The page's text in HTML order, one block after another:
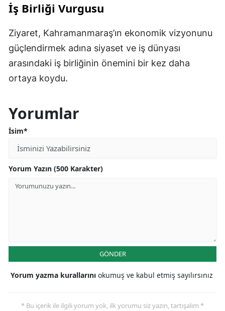
İş Birliği Vurgusu
Ziyaret, Kahramanmaraş’ın ekonomik vizyonunu
güçlendirmek adına siyaset ve iş dünyası
arasındaki iş birliğinin önemini bir kez daha
ortaya koydu.
Yorumlar
İsim*
Yorum Yazın (500 Karakter)
GÖNDER
Yorum yazma kurallarını okumuş ve kabul etmiş sayılırsınız
* Bu içerik ile ilgili yorum yok, ilk yorumu siz yazın, tartışalım *